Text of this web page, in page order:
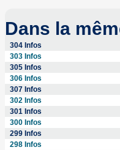
Dans la
304 Infos
303 Infos
305 Infos
306 Infos
307 Infos
302 Infos
301 Infos
300 Infos
299 Infos
298 Infos